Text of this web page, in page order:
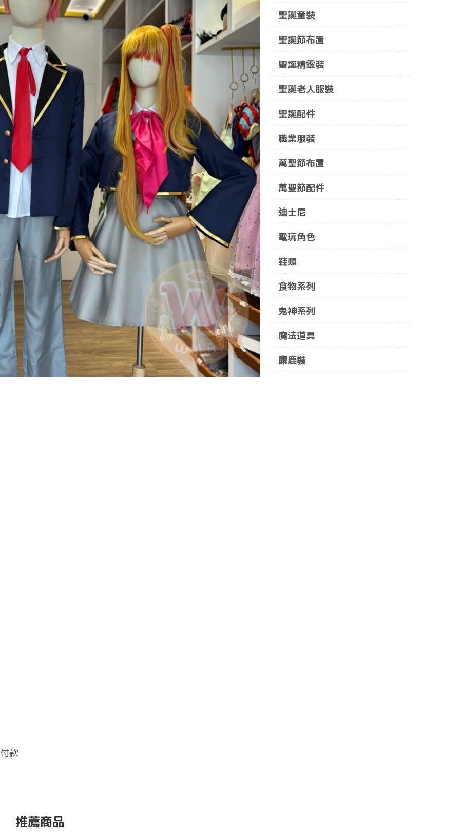
款
推薦商品
聖誕童裝
聖誕節布置
聖誕精靈裝
聖誕老人服裝
聖誕配件
職業服裝
萬聖節布置
萬聖節配件
迪士尼
電玩角色
鞋類
食物系列
鬼神系列
魔法道具
麋鹿裝